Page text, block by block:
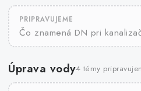
PRIPRAVUJEME
Čo znamená DN pri
Úprava vody4 témy